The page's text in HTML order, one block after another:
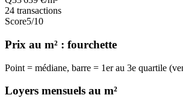
24 transactions
Score5/10
Prix au m² : fourchette
Point = médiane, barre = 1er au 3e quartile
Loyers mensuels au m²